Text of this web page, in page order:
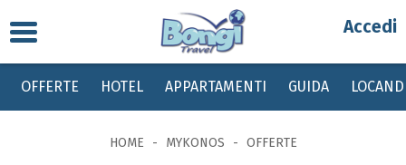
Toggle
OFFERTE HOTEL APPARTAMENTI GUIDA
Partenza
Periodo
HOME MYKONOS OFFERTE